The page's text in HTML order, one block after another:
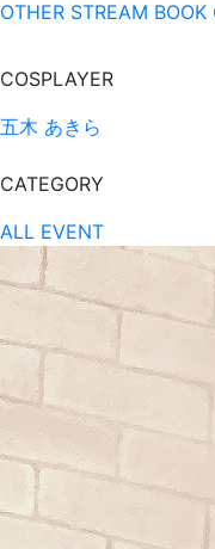
OTHER STREAM BOOK
COSPLAYER
五木 あきら
CATEGORY
ALL EVENT